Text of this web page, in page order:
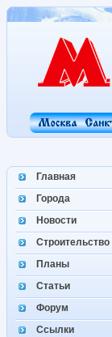
Главная
Города
Новости
Строительство
Планы
Статьи
Форум
Ссылки